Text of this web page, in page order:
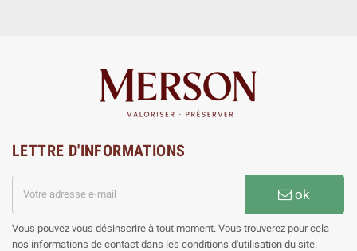
LETTRE D'INFORMATIONS
ok
Vous pouvez vous désinscrire à tout moment. Vous trouverez pour cela
nos informations de contact dans les conditions d'utilisation du site.